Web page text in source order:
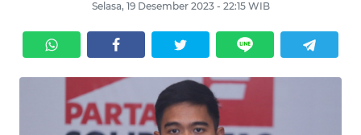
Selasa, 19 Desember 2023 - 22:15 WIB
EKUIN
SAINS-TEKNO